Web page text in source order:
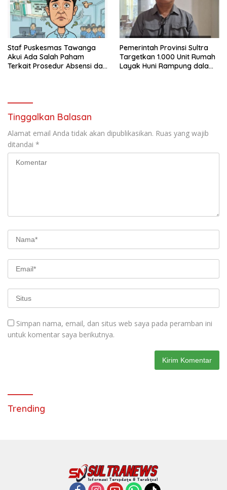
Staf Puskesmas Tawanga
Akui Ada Salah Paham
Terkait Prosedur Absensi dan
Pemerintah Provinsi Sultra
Targetkan 1.000 Unit Rumah
Layak Huni Rampung dalam
Tinggalkan Balasan
Alamat email Anda tidak akan dipublikasikan. Ruas yang wajib
ditandai *
Simpan nama, email, dan situs web saya pada peramban ini
untuk komentar saya berikutnya.
Trending